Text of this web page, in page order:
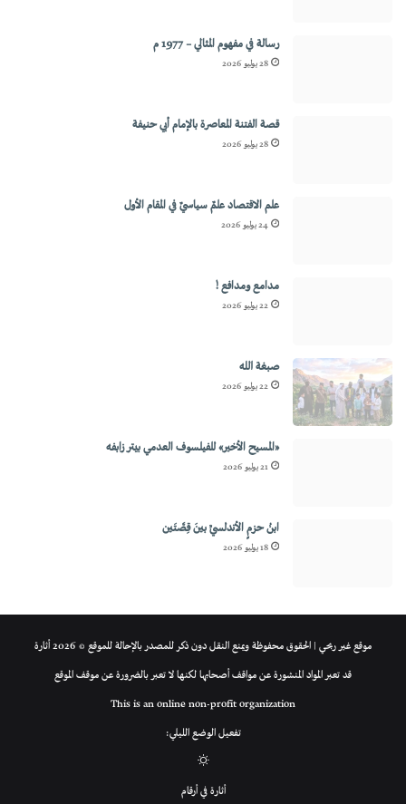
رسالة في مفهوم المثالي – 1977 م
28 يوليو 2026
قصة الفتنة المعاصرة بالإمام أبي حنيفة
28 يوليو 2026
علم الاقتصاد علمٌ سياسيٌ في المقام الأول
24 يوليو 2026
مدامع ومدافع !
22 يوليو 2026
صبغة الله
22 يوليو 2026
«المسيح الأخير» للفيلسوف العدمي بيتر زابفه
21 يوليو 2026
ابنُ حزمٍ الأندلسيِّ بينَ قِصَّتَين
18 يوليو 2026
موقع غير ربحي | الحقوق محفوظة ويمنع النقل دون ذكر للمصدر بالإحالة للموقع © 2026 أثارة
قد تعبر المواد المنشورة عن مواقف أصحابها لكنها لا تعبر بالضرورة عن موقف الموقع
This is an online non-profit organization
تفعيل الوضع الليلي:
المظلم
أثارة في أرقام